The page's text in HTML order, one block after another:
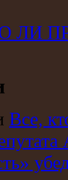
ЛИ
Все,